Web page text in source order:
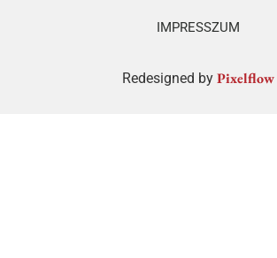
IMPRESSZUM
Redesigned by Pixelflow